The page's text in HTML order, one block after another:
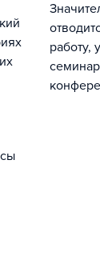
Значительное время на старших курсах
работу,